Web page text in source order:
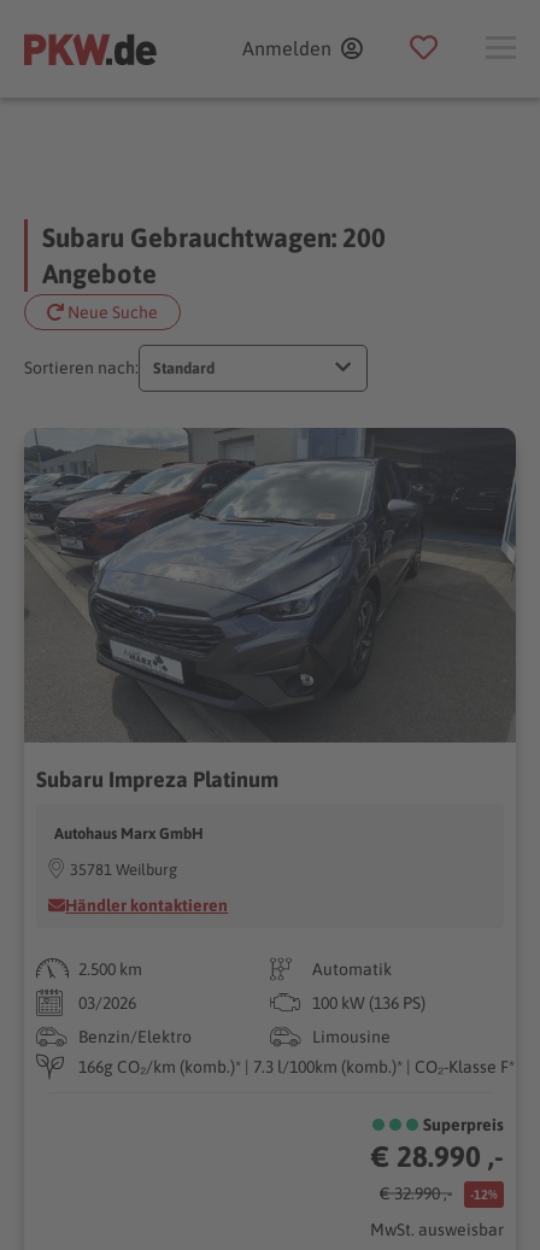
Anmelden
Subaru Gebrauchtwagen: 200
Angebote
Neue Suche
Sortieren nach: Standard
Subaru Impreza Platinum
Autohaus Marx GmbH
35781 Weilburg
Händler kontaktieren
2.500 km
Automatik
03/2026
100 kW (136 PS)
Benzin/Elektro
Limousine
166g CO₂/km (komb.)* | 7.3 l/100km (komb.)* | CO₂-Klasse F*
Superpreis
€ 28.990 ,-
€ 32.990 ,- -12%
MwSt. ausweisbar